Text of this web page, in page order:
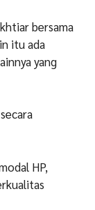
bersama
itu ada
yang
HP,